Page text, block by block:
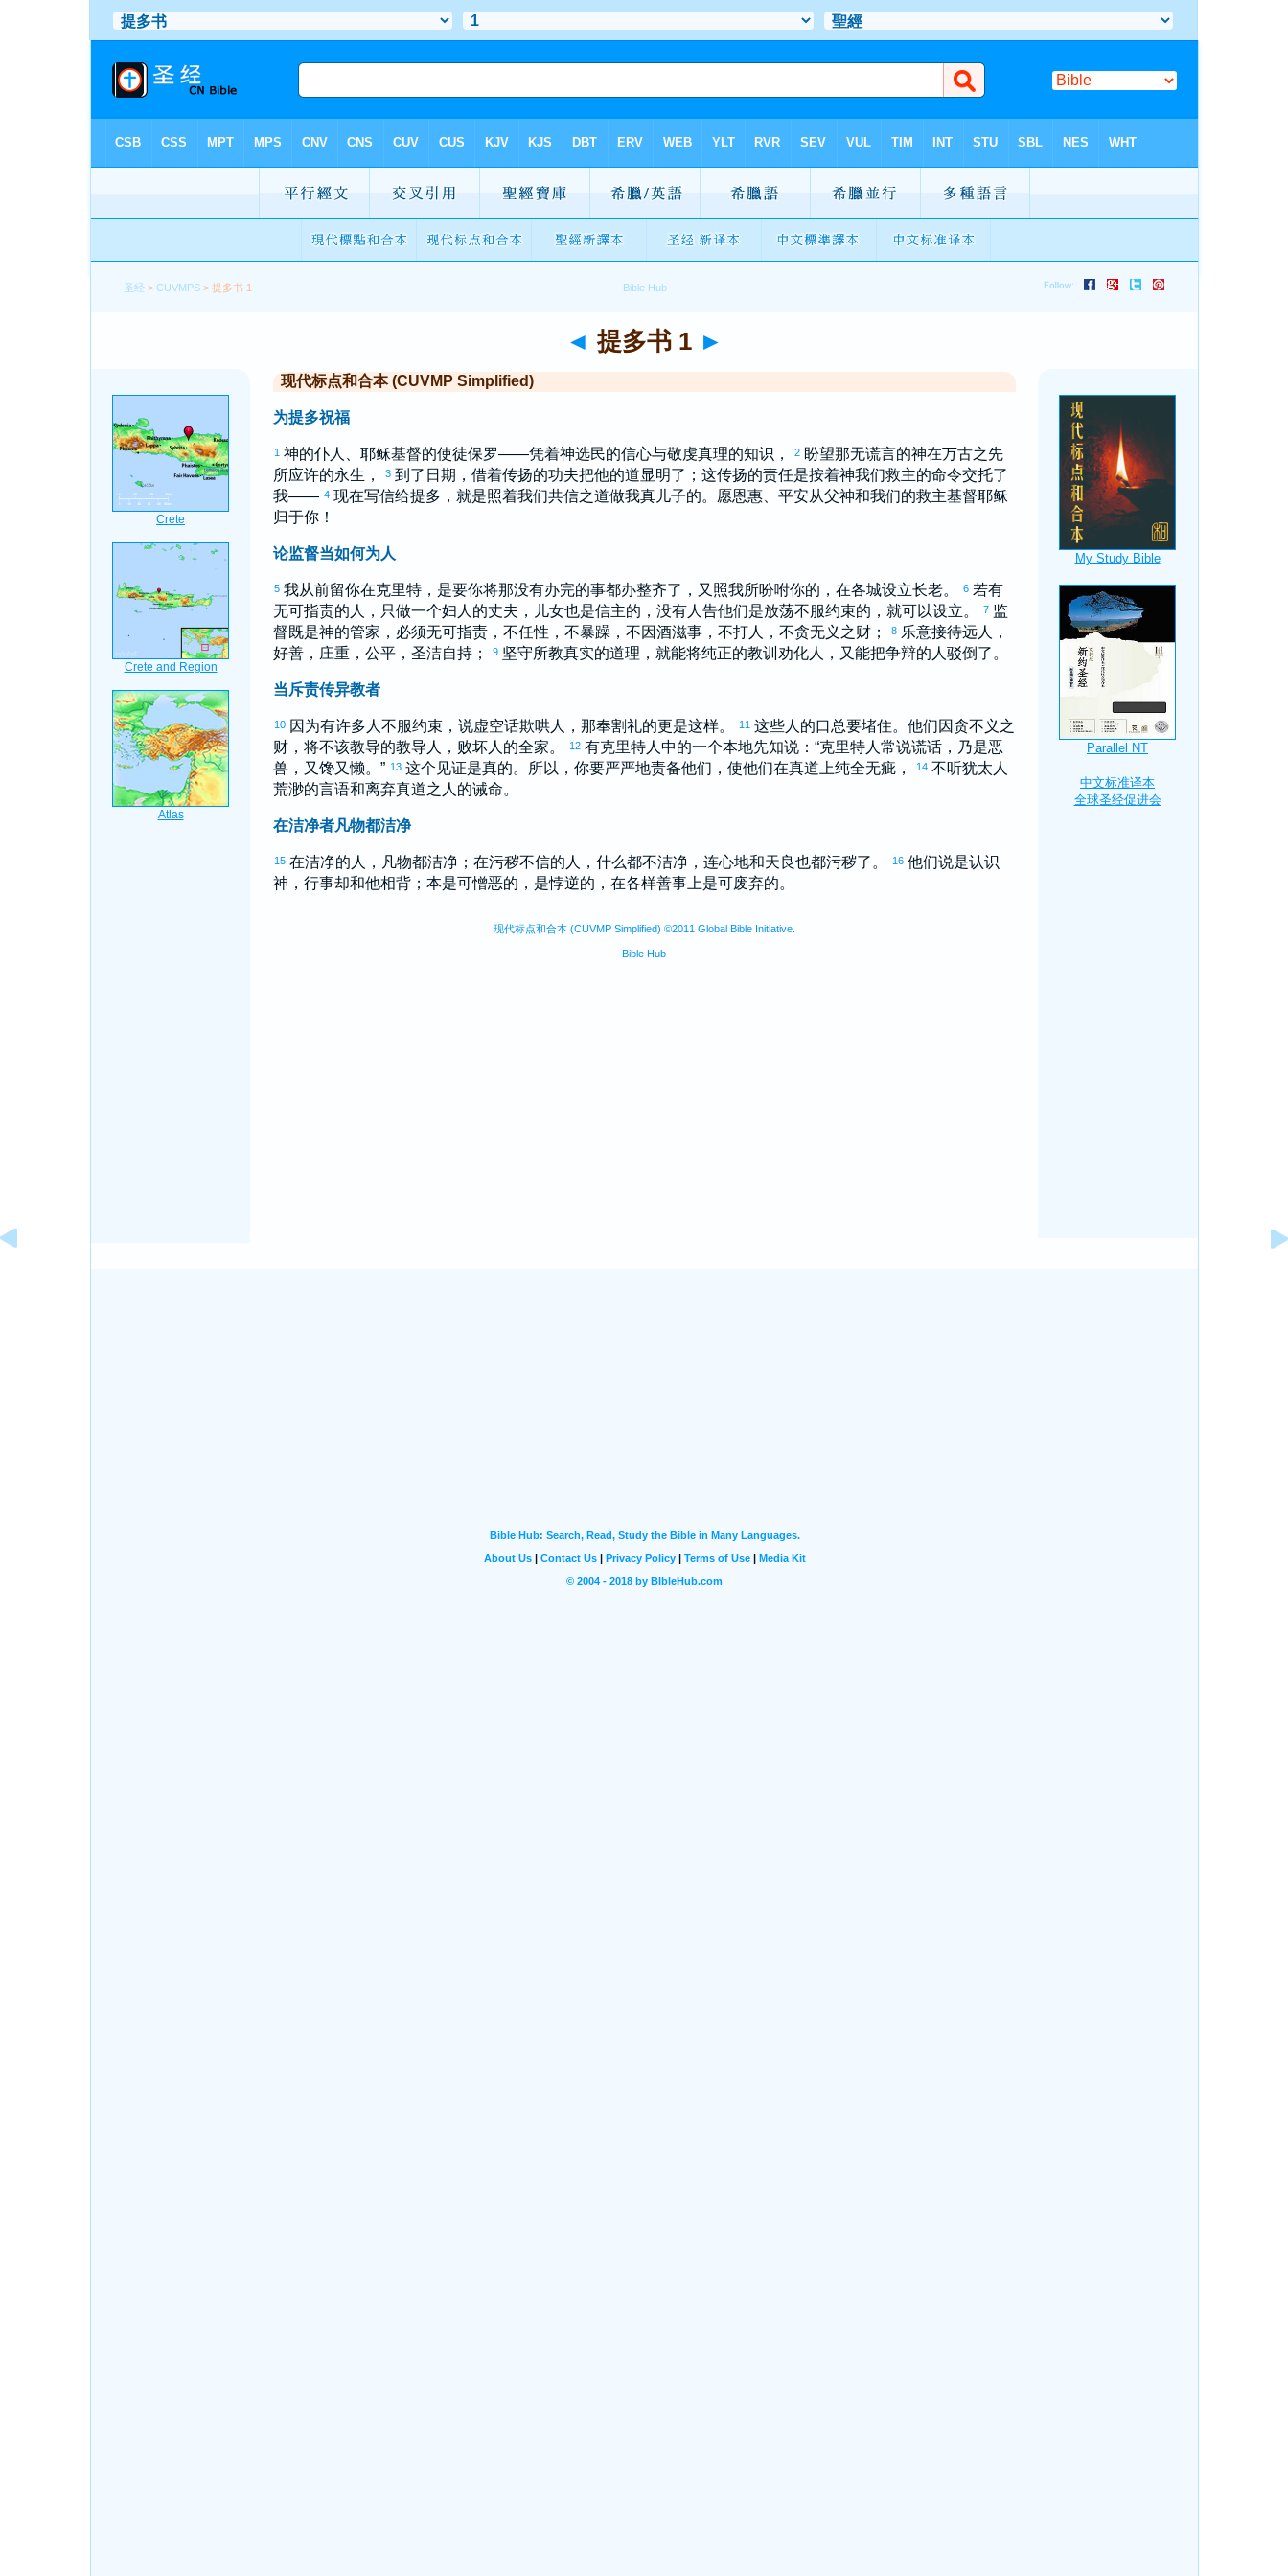
圣经 >CUVMPS > 提多书 1
◄ 提多书 1 ►
现代标点和合本 (CUVMP Simplified)
为提多祝福
1 神的仆人、耶稣基督的使徒保罗——凭着神选民的信心与敬虔真理的知识， 2 盼望那无谎言的神在万古之先
所应许的永生，
3 到了日期，借着传扬的功夫把他的道显明了；这传扬的责任是按着神我们救主的命令交托了
我—— 4 现在写信给提多 ，就是照着我们共信之道做我真儿子的。愿恩惠、平安从父神和我们的救主基督耶稣
归于你！
论监督当如何为人
5 我从前留你在克里特，是要你将那没有办完的事都办整齐了，又照我所吩咐你的，在各城设立长老。 6 若有
无可指责的人，只做一个妇人的丈夫，儿女也是信主的，没有人告他们是放荡不服约束的，就可以设立。
7 监
督既是神的管家，必须无可指责，不任性，不暴躁，不因酒滋事，不打人，不贪无义之财；
8 乐意接待远人，
好善，庄重，公平，圣洁自持；
9 坚守所教真实的道理，就能将纯正的教训劝化人，又能把争辩的人驳倒了。
当斥责传异教者
10 因为有许多人不服约束，说虚空话欺哄人，那奉割礼的更是这样。 11 这些人的口总要堵住。他们因贪不义之
财，将不该教导的教导人，败坏人的全家。
12 有克里特人中的一个本地先知说：“克里特人常说谎话，乃是恶
兽，又馋又懒。” 13 这个见证是真的。所以，你要严严地责备他们，使他们在真道上纯全无疵， 14 不听犹太 人
荒渺的言语和离弃真道之人的诫命。
在洁净者凡物都洁净
15 在洁净的人，凡物都洁净；在污秽不信的人，什么都不洁净，连心地和天良也都污秽了。 16 他们说是认识
神，行事却和他相背；本是可憎恶的，是悖逆的，在各样善事上是可废弃的。
现代标点和合本 (CUVMP Simplified) ©2011 Global Bible Initiative.
Bible Hub